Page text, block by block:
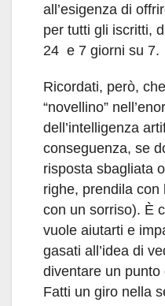
all’esigenza di
per tutti gli iscritti,
24 e 7 giorni su 7.
Ricordati, però,
“novellino”
dell’intelligenza
conseguenza, se
risposta sbagliata
righe, prendila con
con un sorriso). È
vuole aiutarti e
gasati all’idea di
diventare un
Fatti un giro nella